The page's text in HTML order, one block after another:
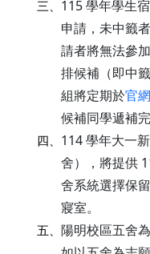
三、 115 學年學生
申請，未中籤
請者將無法參
排候補（即中
組將定期於官
候補同學遞補完
四、 114 學年大一
舍），將提供
舍系統選擇保
寢室。
五、 陽明校區五舍